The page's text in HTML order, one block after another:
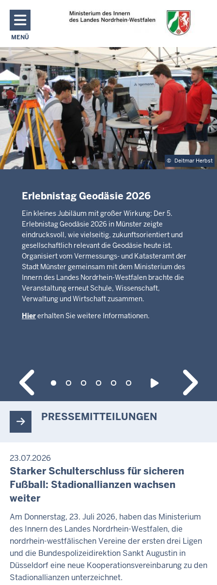
Direkt zum Inhalt
MENÜ
NAVIGATION AKTIVIEREN/DEAKTIVIEREN: MAIN MENU
© Deitmar Herbst
Erlebnistag Geodäsie 2026
Ein kleines Jubiläum mit großer Wirkung: Der 5.
Erlebnistag Geodäsie 2026 in Münster zeigte
eindrucksvoll, wie vielseitig, zukunftsorientiert und
gesellschaftlich relevant die Geodäsie heute ist.
Organisiert vom Vermessungs- und Katasteramt der
Stadt Münster gemeinsam mit dem Ministerium des
Innern des Landes Nordrhein-Westfalen brachte die
Veranstaltung erneut Schule, Wissenschaft,
Verwaltung und Wirtschaft zusammen.
Hiererhalten Sie weitere Informationen.
PRESSEMITTEILUNGEN
23.07.2026
Starker Schulterschluss für sicheren
Fußball: Stadionallianzen wachsen
weiter
Am Donnerstag, 23. Juli 2026, haben das Ministerium
des Innern des Landes Nordrhein-Westfalen, die
nordrhein-westfälischen Vereine der ersten drei Ligen
und die Bundespolizeidirektion Sankt Augustin in
Düsseldorf eine neue Kooperationsvereinbarung zu den
Stadionallianzen unterzeichnet.